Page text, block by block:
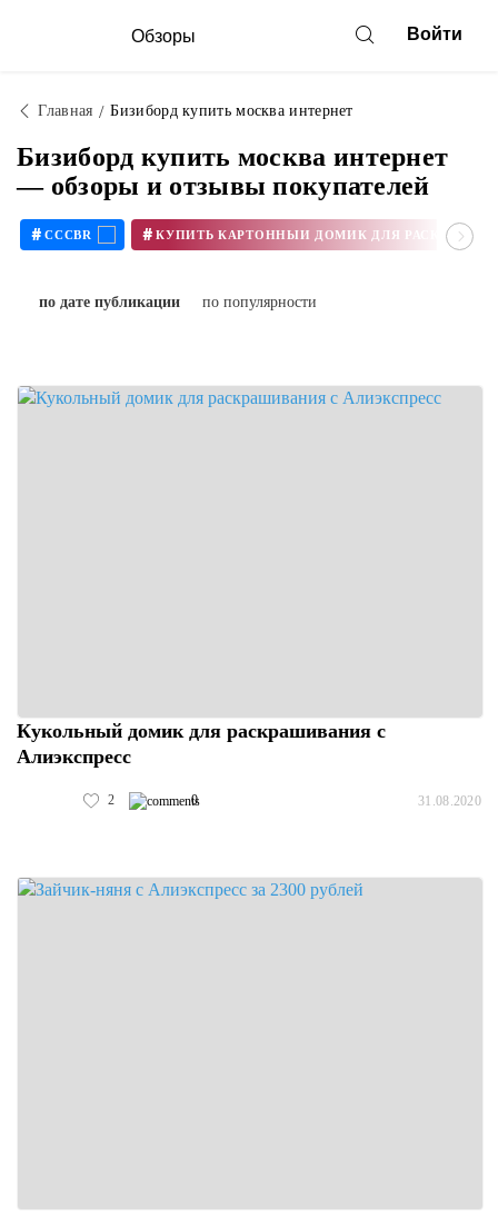
Обзоры Войти
Главная Бизиборд купить москва интернет
Бизиборд купить москва интернет
— обзоры и отзывы покупателей
# CCCBR #
по дате публикации по популярности
Кукольный домик для раскрашивания с
Алиэкспресс
2 0 31.08.2020